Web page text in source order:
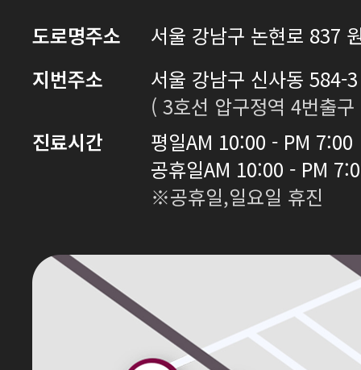
도로명주소
서울 강남구 논현로 837
지번주소
서울 강남구 신사동 584-
( 3호선 압구정역 4번출
진료시간
평일AM 10:00 - PM 7:00
공휴일AM 10:00 - PM
※공휴일,일요일 휴진